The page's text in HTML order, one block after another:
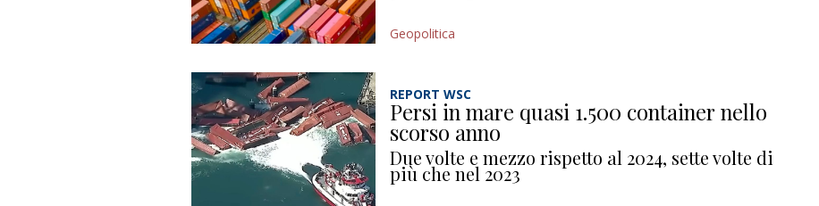
Geopolitica
REPORT WSC
Persi in mare quasi 1.500 container nello
scorso anno
Due volte e mezzo rispetto al 2024, sette volte di
più che nel 2023